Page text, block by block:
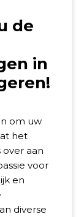
de
in
om uw
het
aan
voor
en
diverse